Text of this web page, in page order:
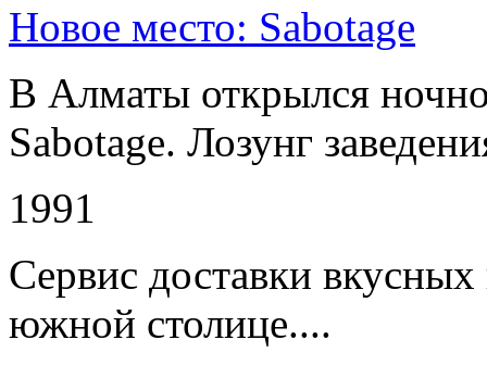
Новое место: Sabotage
В Алматы открылся
Sabotage. Лозунг
1991
Сервис доставки
южной столице....